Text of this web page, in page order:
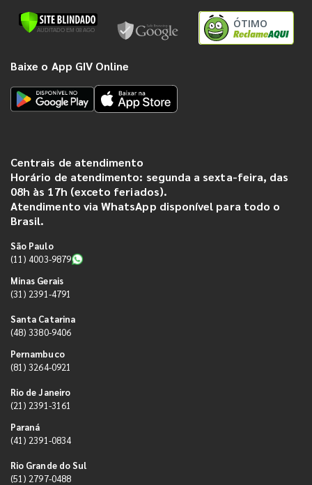
ÓTIMO
Baixe o App GIV Online
Centrais de atendimento
Horário de atendimento: segunda a sexta-feira, das
08h às 17h (exceto feriados).
Atendimento via WhatsApp disponível para todo o
Brasil.
São Paulo
(11) 4003-9879
Minas Gerais
(31) 2391-4791
Santa Catarina
(48) 3380-9406
Pernambuco
(81) 3264-0921
Rio de Janeiro
(21) 2391-3161
Paraná
(41) 2391-0834
Rio Grande do Sul
(51) 2797-0488